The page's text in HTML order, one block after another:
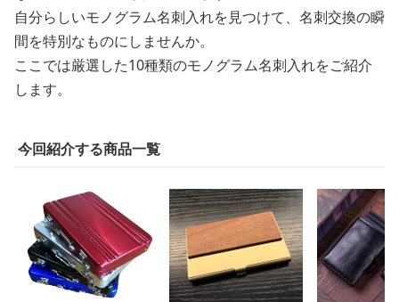
自分らしいモノグラム名刺入れを見つけて、名刺交換の瞬
間を特別なものにしませんか。
ここでは厳選した10種類のモノグラム名刺入れをご紹介
します。
今回紹介する商品一覧